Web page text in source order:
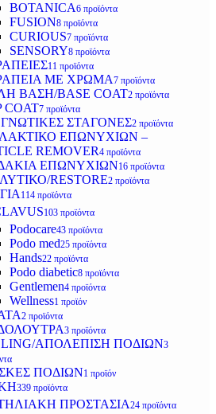
BOTANICA6 προϊόντα
FUSION8 προϊόντα
CURIOUS7 προϊόντα
SENSORY8 προϊόντα
11 προϊόντα
ΜΕ ΧΡΩΜΑ7 προϊόντα
ΒΑΣΗ/BASE COAT2 προϊόντα
COAT7 προϊόντα
ΣΤΑΓΟΝΕΣ2 προϊόντα
ΕΠΩΝΥΧΙΩΝ –
REMOVER4 προϊόντα
ΕΠΩΝΥΧΙΩΝ16 προϊόντα
RESTORE2 προϊόντα
114 προϊόντα
103 προϊόντα
Podocare43 προϊόντα
Podo med25 προϊόντα
Hands22 προϊόντα
Podo diabetic8 προϊόντα
Gentlemen4 προϊόντα
Wellness1 προϊόν
2 προϊόντα
3 προϊόντα
ΑΠΟΛΕΠΙΣΗ ΠΟΔΙΩΝ3
ΠΟΔΙΩΝ1 προϊόν
339 προϊόντα
ΠΡΟΣΤΑΣΙΑ24 προϊόντα